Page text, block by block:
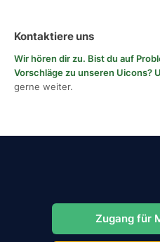
Kontaktiere uns
Wir hören dir zu. Bist du auf
Vorschläge zu unseren Uicons?
gerne weiter.
Zugang für